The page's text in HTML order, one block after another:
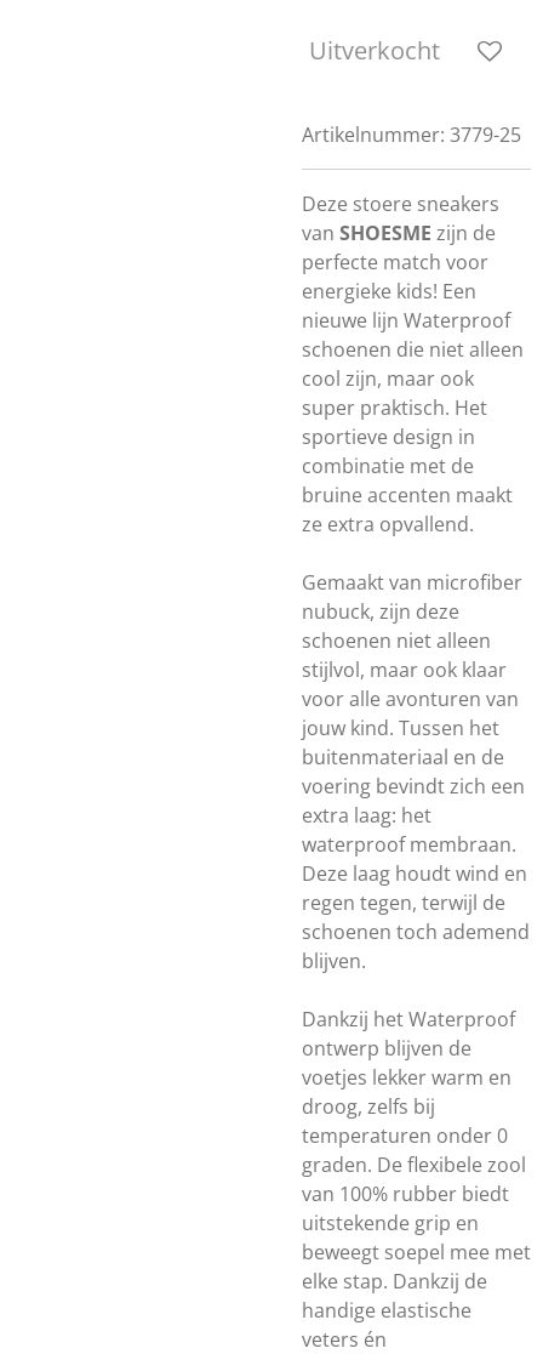
Uitverkocht
Artikelnummer: 3779-25
Deze stoere sneakers
van SHOESME zijn de
perfecte match voor
energieke kids! Een
nieuwe lijn Waterproof
schoenen die niet alleen
cool zijn, maar ook
super praktisch. Het
sportieve design in
combinatie met de
bruine accenten maakt
ze extra opvallend.
Gemaakt van microfiber
nubuck, zijn deze
schoenen niet alleen
stijlvol, maar ook klaar
voor alle avonturen van
jouw kind. Tussen het
buitenmateriaal en de
voering bevindt zich een
extra laag: het
waterproof membraan.
Deze laag houdt wind en
regen tegen, terwijl de
schoenen toch ademend
blijven.
Dankzij het Waterproof
ontwerp blijven de
voetjes lekker warm en
droog, zelfs bij
temperaturen onder 0
graden. De flexibele zool
van 100% rubber biedt
uitstekende grip en
beweegt soepel mee met
elke stap. Dankzij de
handige elastische
veters én